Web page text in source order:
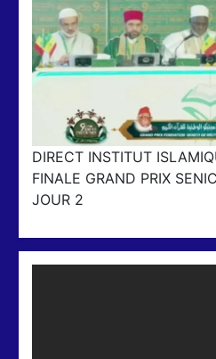
DIRECT INSTITUT
FINALE GRAND PRIX
JOUR 2